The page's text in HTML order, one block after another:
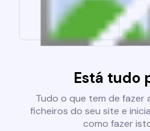
Está tudo
Tudo o que tem de fazer
ficheiros do seu site e
como fazer